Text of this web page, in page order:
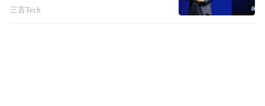
三言Tech